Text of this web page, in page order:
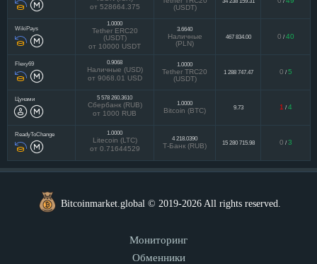
от 528664.375
(USDT)
WikiPays
1.0000
Tether ERC20
(USDT)
от 10000 USDT
3.6640
Наличные
(PLN)
467 834.00 0 / 40
Flexy69 0.9068
Наличные (USD)
от 9068.01 USD
1.0000
Tether TRC20
(USDT)
1 288 747.47 0 / 5
Цунами 5 578 260.3610
Сбербанк (RUB)
от 1000 RUB
1.0000
Bitcoin (BTC) 9.73 1 / 4
ReadyToChange 1.0000
Litecoin (LTC)
от 0.71644529
4 218.0390
Т-Банк (RUB) 15 280 715.98 0 / 3
Bitcoinmarket.global © 2019-2026 All rights reserved.
Мониторинг
Обменники